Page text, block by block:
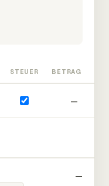
STEUER BETRAG
—
—